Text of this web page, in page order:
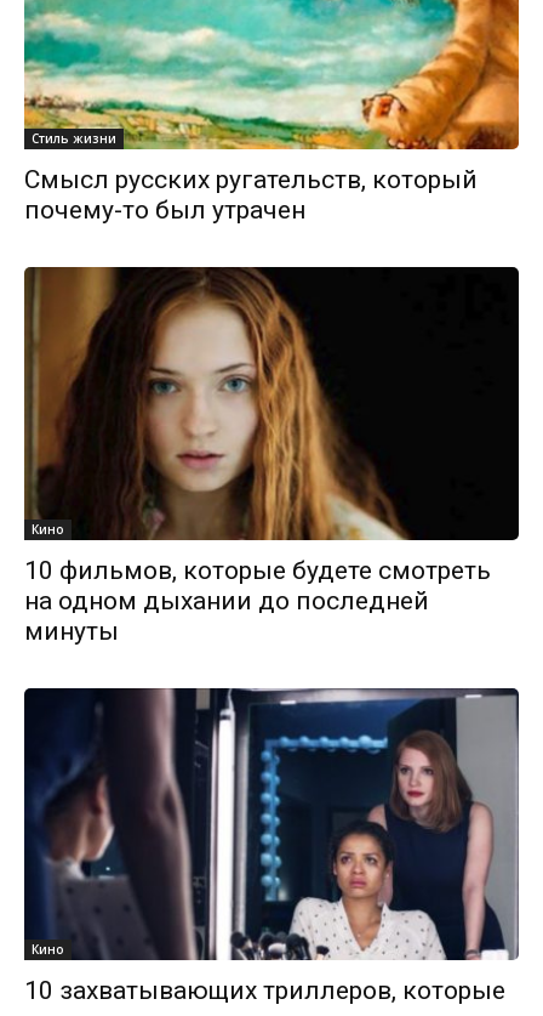
Стиль жизни
Смысл русских ругательств, который
почему-то был утрачен
Кино
10 фильмов, которые будете смотреть
на одном дыхании до последней
минуты
Кино
10 захватывающих триллеров, которые